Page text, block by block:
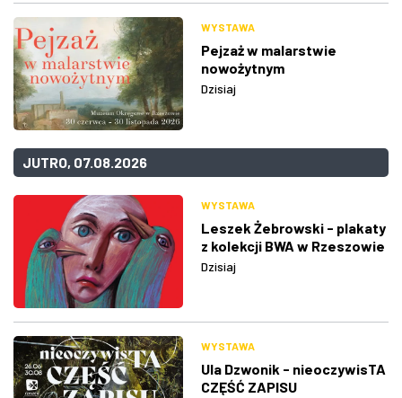
WYSTAWA
Pejzaż w malarstwie
nowożytnym
Dzisiaj
JUTRO, 07.08.2026
WYSTAWA
Leszek Żebrowski - plakaty
z kolekcji BWA w Rzeszowie
Dzisiaj
WYSTAWA
Ula Dzwonik - nieoczywisTA
CZĘŚĆ ZAPISU